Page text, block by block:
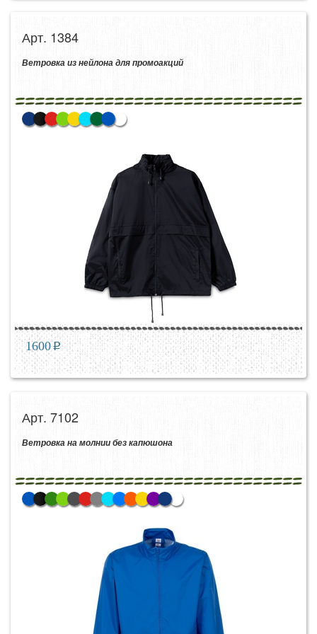
Арт. 1384
Ветровка из нейлона для промоакций
1600p
Арт. 7102
Ветровка на молнии без капюшона